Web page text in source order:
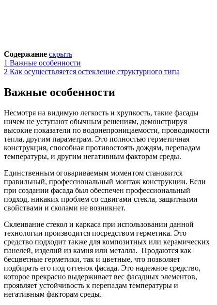
Содержание скрыть
1 Важные особенности
2 Как осуществляется остекление структурного типа
Важные особенности
Несмотря на видимую легкость и хрупкость, такие фасады
ничем не уступают обычным решениям, демонстрируя
высокие показатели по водонепроницаемости, проводимости
тепла, другим параметрам. Это полностью герметичная
конструкция, способная противостоять дождям, перепадам
температуры, и другим негативным факторам среды.
Единственным оговариваемым моментом становится
правильный, профессиональный монтаж конструкции. Если
при создании фасада был обеспечен профессиональный
подход, никаких проблем со сдвигами стекла, защитными
свойствами и сколами не возникнет.
Склеивание стекол и каркаса при использовании данной
технологии производится посредством герметика. Это
средство подходит также для композитных или керамических
панелей, изделий из камня или металла. Продаются как
бесцветные герметики, так и цветные, что позволяет
подбирать его под оттенок фасада. Это надежное средство,
которое прекрасно выдерживает вес фасадных элементов,
проявляет устойчивость к перепадам температуры и
негативным факторам среды.